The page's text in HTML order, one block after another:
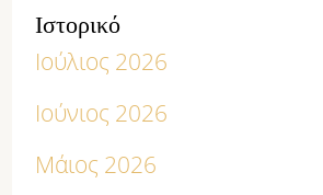
Ιστορικό
Ιούλιος 2026
Ιούνιος 2026
Μάιος 2026